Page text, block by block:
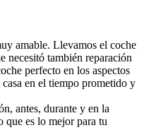
amable. Llevamos el coche
necesitó también reparación
perfecto en los aspectos
en el tiempo prometido y
antes, durante y en la
que es lo mejor para tu